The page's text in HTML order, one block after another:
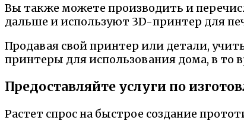
Вы также можете производить и
дальше и используют 3D-принтер для
Продавая свой принтер или детали,
принтеры для использования дома, в то
Предоставляйте услуги по
Растет спрос на быстрое создание